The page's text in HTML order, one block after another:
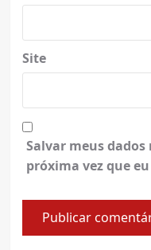
Site
Salvar meus
próxima vez que